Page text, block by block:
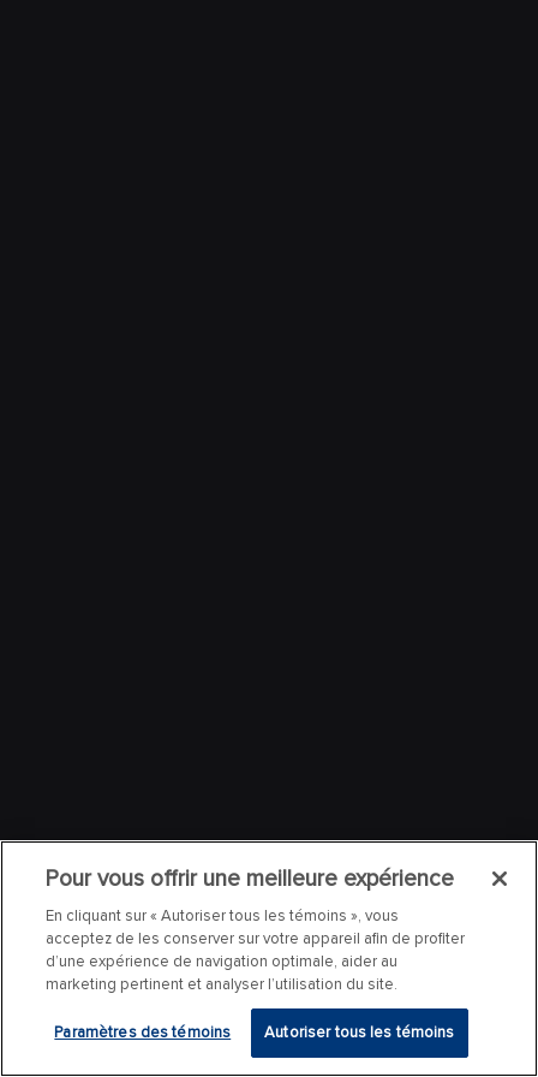
Pour vous offrir une meilleure expérience
En cliquant sur « Autoriser tous les témoins », vous
acceptez de les conserver sur votre appareil afin de profiter
d’une expérience de navigation optimale, aider au
marketing pertinent et analyser l’utilisation du site.
Paramètres des témoins Autoriser tous les témoins